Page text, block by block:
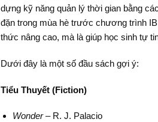
dựng kỹ năng quản lý thời gian bằng
đặn trong mùa hè trước chương trình
thức nâng cao, mà là giúp học sinh tự
Dưới đây là một số đầu sách gợi ý:
Tiểu Thuyết (Fiction)
Wonder– R. J. Palacio